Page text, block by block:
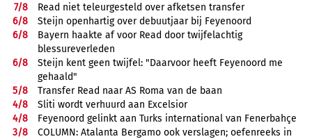
7/8
Read niet teleurgesteld over afketsen transfer
6/8
Steijn openhartig over debuutjaar bij Feyenoord
6/8
Bayern haakte af voor Read door twijfelachtig
blessureverleden
6/8
Steijn kent geen twijfel: "Daarvoor heeft Feyenoord me
gehaald"
5/8
Transfer Read naar AS Roma van de baan
4/8
Sliti wordt verhuurd aan Excelsior
4/8
Feyenoord gelinkt aan Turks international van Fenerbahçe
3/8
COLUMN: Atalanta Bergamo ook verslagen; oefenreeks in